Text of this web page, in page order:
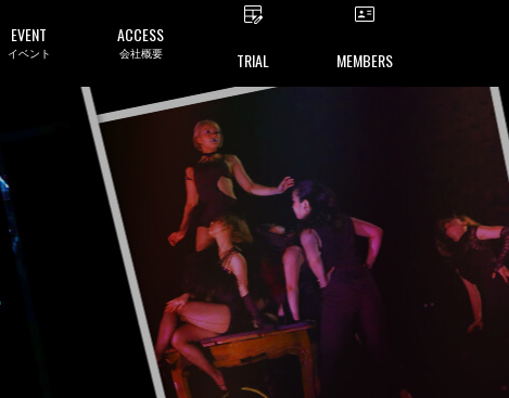
EVENT
イベント
ACCESS
会社概要 TRIAL MEMBERS